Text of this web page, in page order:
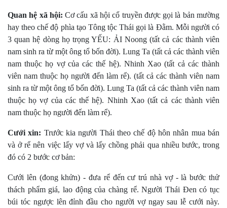
Quan hệ xã hội: Cơ cấu xã hội cổ truyền được gọi là bản mường
hay theo chế độ phìa tạo Tông tộc Thái gọi là Ðằm. Mỗi người có
3 quan hệ dòng họ trọng YẾU: ẢI Noong (tất cả các thành viên
nam sinh ra từ một ông tổ bốn đời). Lung Ta (tất cả các thành viên
nam thuộc họ vợ của các thế hệ). Nhinh Xao (tất cả các thành
viên nam thuộc họ người đến làm rể). (tất cả các thành viên nam
sinh ra từ một ông tổ bốn đời). Lung Ta (tất cả các thành viên nam
thuộc họ vợ của các thế hệ). Nhinh Xao (tất cả các thành viên
nam thuộc họ người đến làm rể).
Cưới xin: Trước kia người Thái theo chế độ hôn nhân mua bán
và ở rể nên việc lấy vợ và lấy chồng phải qua nhiều bước, trong
đó có 2 bước cơ bản:
Cưới lên (đong khửn) - đưa rể đến cư trú nhà vợ - là bước thử
thách phẩm giá, lao động của chàng rể. Người Thái Ðen có tục
búi tóc ngược lên đỉnh đầu cho người vợ ngay sau lễ cưới này.